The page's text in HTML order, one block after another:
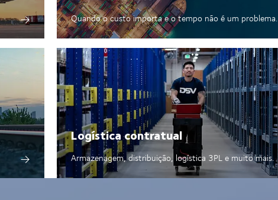
Quando o custo importa e o tempo não é um problema.
Logística contratual
Armazenagem, distribuição, logística 3PL e muito mais.